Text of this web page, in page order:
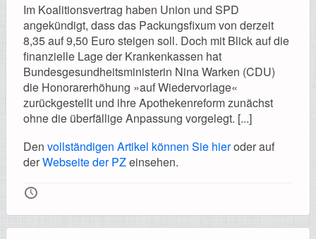
Im Koalitionsvertrag haben Union und SPD
angekündigt, dass das Packungsfixum von derzeit
8,35 auf 9,50 Euro steigen soll. Doch mit Blick auf die
finanzielle Lage der Krankenkassen hat
Bundesgesundheitsministerin Nina Warken (CDU)
die Honorarerhöhung »auf Wiedervorlage«
zurückgestellt und ihre Apothekenreform zunächst
ohne die überfällige Anpassung vorgelegt. [...]
Den vollständigen Artikel können Sie hieroder auf
derWebseite der PZeinsehen.
🕔